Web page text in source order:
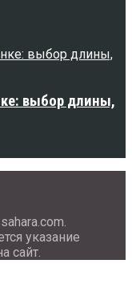
выбор длины,
указание
сайт.